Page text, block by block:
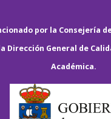
por la Consejería
Dirección General de
Académica.